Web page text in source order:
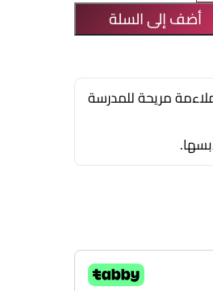
أضف إلى السلة
مريحة للمدرسة